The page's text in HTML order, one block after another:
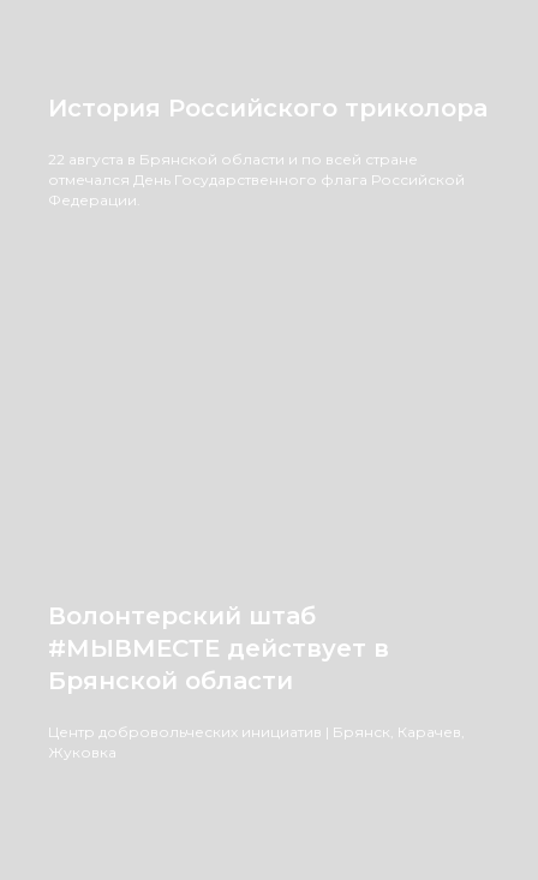
История Российского триколора
22 августа в Брянской области и по всей стране
отмечался День Государственного флага Российской
Федерации.
Волонтерский штаб
#МЫВМЕСТЕ действует в
Брянской области
Центр добровольческих инициатив | Брянск, Карачев,
Жуковка